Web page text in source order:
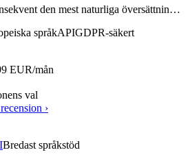
den mest naturliga översättnin…
språkAPIGDPR-säkert
EUR/mån
val
›
Bredast språkstöd